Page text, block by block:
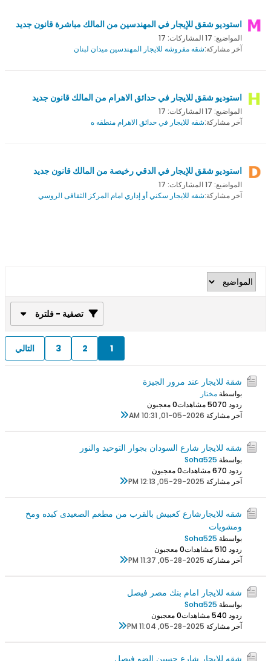
استوديو شقق للإيجار في المهندسين من المالك مباشرة قانون جديد
المواضيع: 17 المشاركات: 17
آخر مشاركة:شقه مفروشه للايجار المهندسين ميدان لبنان
استوديو شقق للايجار في حدائق الاهرام من المالك قانون جديد
المواضيع: 17 المشاركات: 17
آخر مشاركة:شقه للايجار في حدائق الاهرام منطقه ه
استوديو شقق للإيجار في الدقي رخيصة من المالك قانون جديد
المواضيع: 17 المشاركات: 17
آخر مشاركة:شقه للايجار سكني أو إداري امام المركز الثقافى الروسي
تصفية - فلترة
1
2
3 التالي
شقة للايجار عند مرور الجيزة
بواسطةمختار
ردود 0
507 مشاهدات
0 معجبون
آخر مشاركة 01-05-2026, 10:31 AM
شقه للايجار شارع السودان بجوار التوحيد والنور
بواسطة Soha525
ردود 0
67 مشاهدات
0 معجبون
آخر مشاركة 05-29-2025, 12:13 PM
شقه للايجارشارع كعبيش بالقرب من مطعم الصعيدى كبده ومخ
ومشويات
بواسطة Soha525
ردود 0
51 مشاهدات
0 معجبون
آخر مشاركة 05-28-2025, 11:37 PM
شقه للايجار امام بنك مصر فيصل
بواسطة Soha525
ردود 0
54 مشاهدات
0 معجبون
آخر مشاركة 05-28-2025, 11:04 PM
شقه للايجار شارع حسين الضو فيصل